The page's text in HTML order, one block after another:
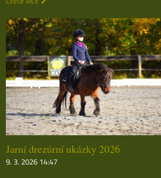
Jarní drezúrní ukázky 2026
9. 3. 2026 14:47